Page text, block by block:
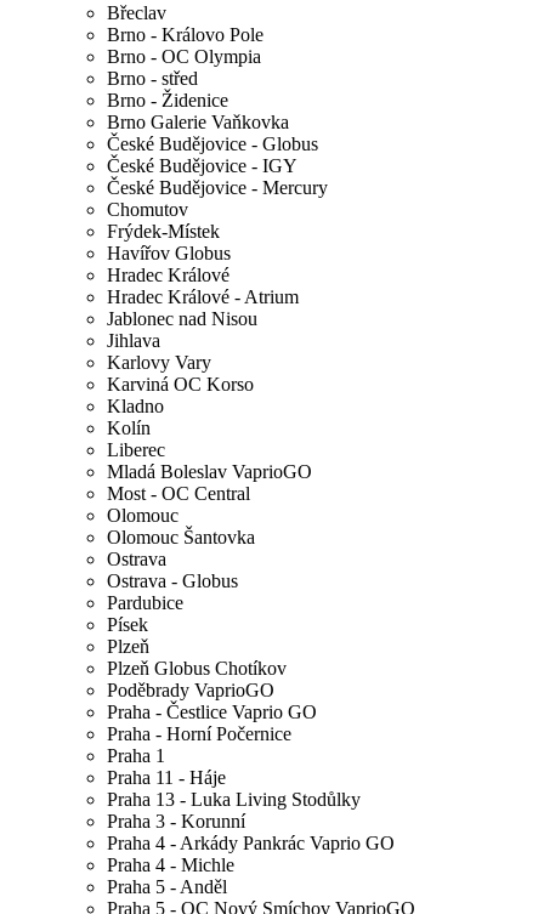
Břeclav
Brno - Královo Pole
Brno - OC Olympia
Brno - střed
Brno - Židenice
Brno Galerie Vaňkovka
České Budějovice - Globus
České Budějovice - IGY
České Budějovice - Mercury
Chomutov
Frýdek-Místek
Havířov Globus
Hradec Králové
Hradec Králové - Atrium
Jablonec nad Nisou
Jihlava
Karlovy Vary
Karviná OC Korso
Kladno
Kolín
Liberec
Mladá Boleslav VaprioGO
Most - OC Central
Olomouc
Olomouc Šantovka
Ostrava
Ostrava - Globus
Pardubice
Písek
Plzeň
Plzeň Globus Chotíkov
Poděbrady VaprioGO
Praha - Čestlice Vaprio GO
Praha - Horní Počernice
Praha 1
Praha 11 - Háje
Praha 13 - Luka Living Stodůlky
Praha 3 - Korunní
Praha 4 - Arkády Pankrác Vaprio GO
Praha 4 - Michle
Praha 5 - Anděl
Praha 5 - OC Nový Smíchov VaprioGO